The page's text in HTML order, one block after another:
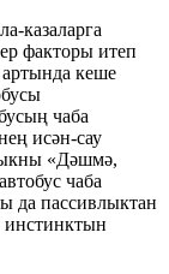
казаларга
факторы итеп
кеше
чаба
исән-сау
«Дәшмә,
чаба
да пассивлыктан
инстинктын